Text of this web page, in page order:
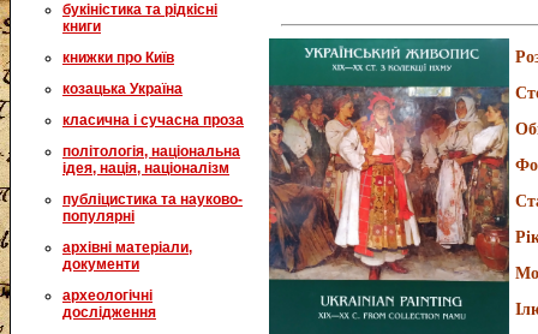
букіністика та рідкісні
книги
книжки про Київ
козацька Україна
класична і сучасна проза
політологія, національна
ідея, нація, націоналізм
публіцистика та науково-
популярні
архівні матеріали,
документи
археологічні
дослідження